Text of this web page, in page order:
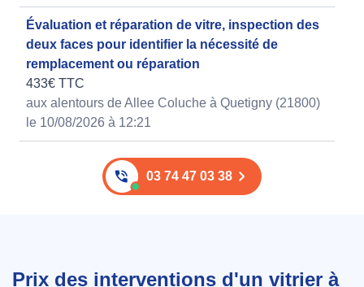
Évaluation et réparation de vitre, inspection des
deux faces pour identifier la nécessité de
remplacement ou réparation
433€ TTC
aux alentours de Allee Coluche à Quetigny (21800)
le 10/08/2026 à 12:21
03 74 47 03 38
Prix des interventions d'un vitrier à